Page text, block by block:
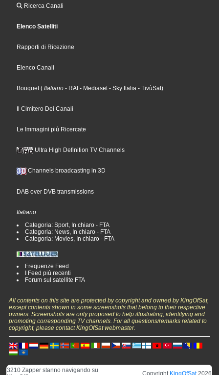
Ricerca Canali
Elenco Satelliti
Rapporti di Ricezione
Elenco Canali
Bouquet( Italiano - RAI - Mediaset- Sky Italia - TivùSat)
Il Cimitero Dei Canali
Le Immagini più Ricercate
Ultra High Definition TV Channels
Channels broadcasting in 3D
DAB over DVB transmissions
Italiano
Categoria: Sport, In chiaro - FTA
Categoria: News, In chiaro - FTA
Categoria: Movies, In chiaro - FTA
Frequenze Feed
I Feed più recenti
Forum sul satellite FTA
All contents on this site are protected by copyright and owned by KingOfSat,
except contents shown in some screenshots that belong to their respective
owners. Screenshots are only proposed to help illustrating, identifying and
promoting corresponding TV channels. For all questions/remarks related to
copyright, please contact KingOfSat webmaster.
3210 Zapper stanno navigando su